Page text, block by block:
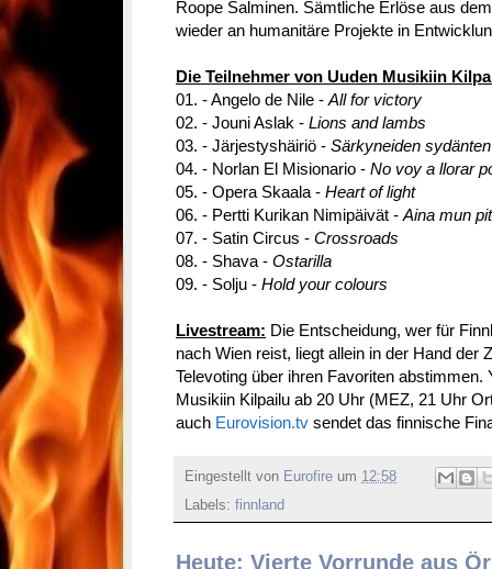
Roope Salminen. Sämtliche Erlöse aus
wieder an humanitäre Projekte in
Die Teilnehmer von Uuden Musikiin
01. - Angelo de Nile - All for victory
02. - Jouni Aslak - Lions and lambs
03. - Järjestyshäiriö - Särkyneiden
04. - Norlan El Misionario - No voy a llorar
05. - Opera Skaala - Heart of light
06. - Pertti Kurikan Nimipäivät - Aina mun
07. - Satin Circus - Crossroads
08. - Shava - Ostarilla
09. - Solju - Hold your colours
Livestream: Die Entscheidung, wer für
nach Wien reist, liegt allein in der Hand der
Televoting über ihren Favoriten
Musikiin Kilpailu ab 20 Uhr (MEZ, 21 Uhr
auch Eurovision.tv sendet das finnische
Eingestellt von Eurofire um 12:58
Labels: finnland
Heute: Vierte Vorrunde aus